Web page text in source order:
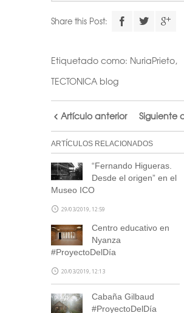
Share this Post:
Etiquetado como: NuriaPrieto,
TECTONICA blog
Artículo anterior Siguiente
ARTÍCULOS RELACIONADOS
“Fernando Higueras.
Desde el origen” en el
Museo ICO
29/03/2019, 12:59
Centro educativo en
Nyanza
#ProyectoDelDía
20/03/2019, 12:13
Cabaña Gilbaud
#ProyectoDelDía